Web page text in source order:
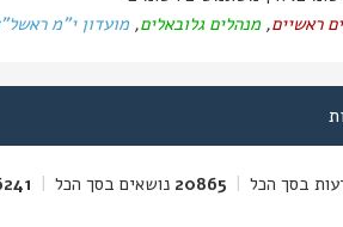
ראשיים,מנהלים גלובאלים, מועדון י"מ
בסך הכל |
20865 נושאים בסך הכל |